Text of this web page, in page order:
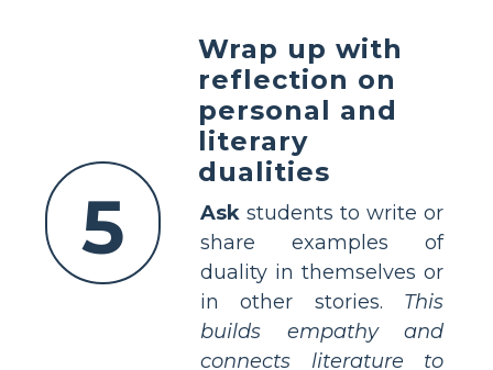
5
Wrap up with
reflection on
personal and
literary
dualities
Ask students to write or
share examples of
duality in themselves or
in other stories. This
builds empathy and
connects literature to